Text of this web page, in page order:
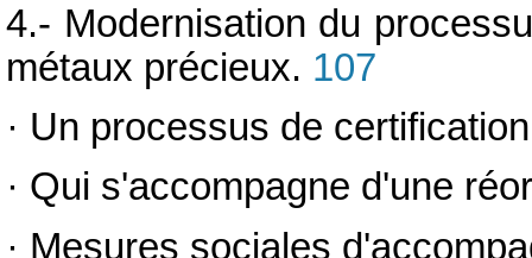
4.- Modernisation du
métaux précieux. 107
· Un processus de certification
· Qui s'accompagne d'une
· Mesures sociales